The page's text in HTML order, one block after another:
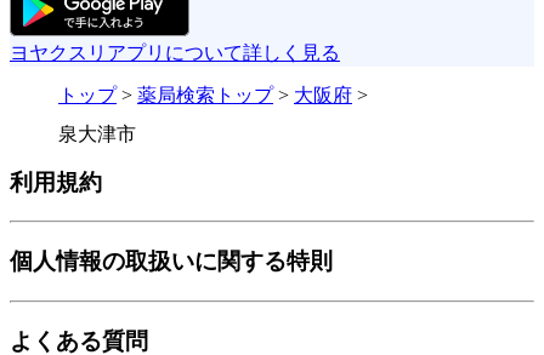
ヨヤクスリアプリについて詳しく見る
トップ> 薬局検索トップ> 大阪府 >
泉大津市
利用規約
個人情報の取扱いに関する特則
よくある質問